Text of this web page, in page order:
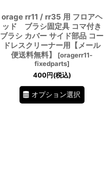
orage rr11 / rr35 用 フロアヘ
ッド ブラシ固定具 コマ付き
ブラシ カバー サイド部品 コー
ドレスクリーナー用【メール
便送料無料】
[oragerr11-
fixedparts]
400円(税込)
オプション選択